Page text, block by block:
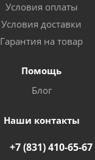
Условия оплаты
Условия доставки
Гарантия на товар
Помощь
Блог
Наши контакты
+7 (831) 410-65-67